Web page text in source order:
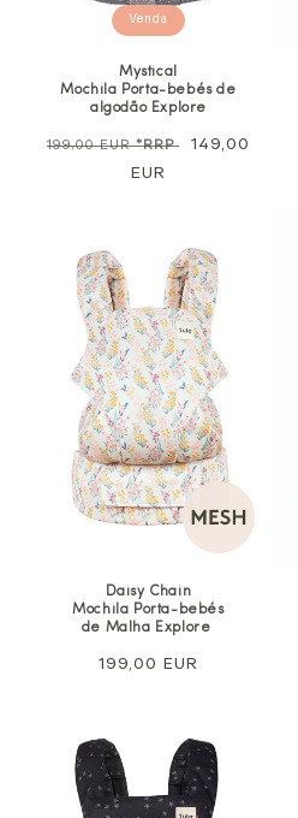
Venda
Mystical
Mochila Porta-bebés de
algodão Explore
Preço
199,00 EUR*RRP
Preço
149,00
EUR
Daisy Chain
Mochila Porta-bebés
de Malha Explore
Preço
199,00 EUR